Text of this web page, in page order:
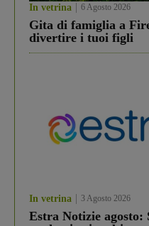
In vetrina 6 Agosto 2026
Gita di famiglia a
divertire i tuoi figli
In vetrina 3 Agosto 2026
Estra Notizie